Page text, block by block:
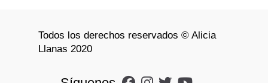
Todos los derechos reservados © Alicia
Llanas 2020